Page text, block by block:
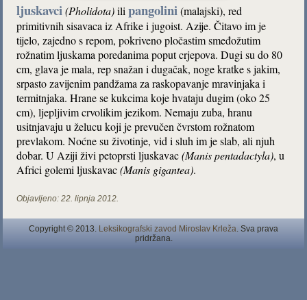
ljuskavci (Pholidota)ilipangolini(malajski), red
primitivnih sisavaca iz Afrike i jugoist. Azije. Čitavo im je
tijelo, zajedno s repom, pokriveno pločastim smeđožutim
rožnatim ljuskama poredanima poput crjepova. Dugi su do 80
cm, glava je mala, rep snažan i dugačak, noge kratke s jakim,
srpasto zavijenim pandžama za raskopavanje mravinjaka i
termitnjaka. Hrane se kukcima koje hvataju dugim (oko 25
cm), ljepljivim crvolikim jezikom. Nemaju zuba, hranu
usitnjavaju u želucu koji je prevučen čvrstom rožnatom
prevlakom. Noćne su životinje, vid i sluh im je slab, ali njuh
dobar. U Aziji živi petoprsti ljuskavac(Manis pentadactyla), u
Africi golemi ljuskavac(Manis gigantea).
Objavljeno: 22. lipnja 2012.
Copyright © 2013. Leksikografski zavod Miroslav Krleža. Sva prava
pridržana.